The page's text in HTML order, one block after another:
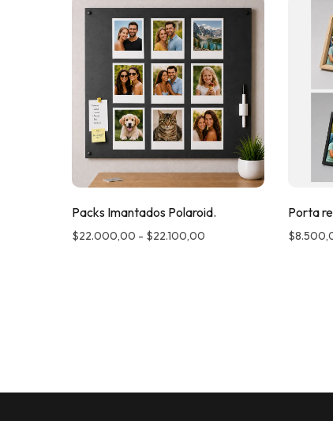
Packs Imantados Polaroid.
$22.000,00 - $22.100,00
Porta
$